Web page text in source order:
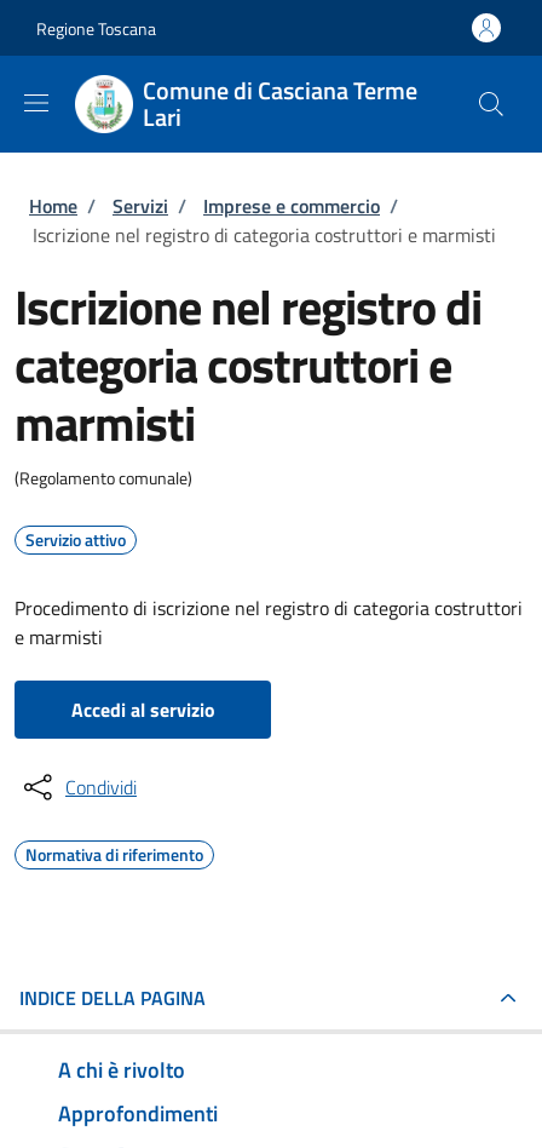
Regione Toscana
Comune di Casciana Terme
Lari
Briciole di pane
Home / Servizi / Imprese e commercio /
Iscrizione nel registro di categoria costruttori e marmisti
Iscrizione nel registro di
categoria costruttori e
marmisti
(Regolamento comunale)
Servizio attivo
Procedimento di iscrizione nel registro di categoria costruttori
e marmisti
Accedi al servizio
Condividi
Normativa di riferimento
INDICE DELLA PAGINA
A chi è rivolto
Approfondimenti